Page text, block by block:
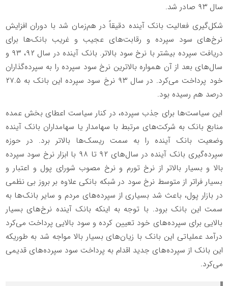
سال ۹۳ صادر شد.
شکل‌گیری فعالیت بانک آینده دقیقاً در هم‌زمان شد با دوران افزایش
نرخ‌های سود سپرده و رقابت‌های عجیب و غریب بانک‌ها برای
دریافت سپرده بیشتر با نرخ سود بالاتر. بانک آینده در سال ۹۲، ۹۳ و
سال‌های بعد از آن همواره بالاترین نرخ سود سپرده را به سپرده‌گذاران
خود پرداخت می‌کرد. در سال ۹۳ نرخ سود سپرده این بانک به ۲۷.۵
درصد هم رسیده بود.
این سیاست‌ها برای جذب سپرده، در کنار سیاست اعطای بخش عمده
منابع بانک به شرکت‌های مرتبط با سهامدار یا سهامداران بانک آینده
وضعیت بانک آینده را به سمت ریسک‌ها بالاتر برد. در حوزه
سپرده‌گیری بانک آینده در سال‌های ۹۲ تا ۹۸ با ابزار نرخ سود سپرده
بالا و بسیار بالاتر از نرخ تورم و نرخ مصوب شورای پول و اعتبار و
بسیار فراتر از متوسط نرخ سود در شبکه بانکی علاوه بر بروز بی نظمی
در بازار پول، باعث شد بسیاری از سپرده‌های مردم و سایر بانک‌ها به
سمت این بانک برود. با توجه به اینکه بانک آینده نرخ‌های بسیار
بالایی برای سپرده‌های خود تعیین کرده و سود بالایی پرداخت می‌کرد
درآمد عملیاتی این بانک با زیان‌های بسیار بالا مواجه شد به طوریکه
این بانک از سپرده‌های جدید اقدام به پرداخت سود سپرده‌های قدیمی
می‌کرد.